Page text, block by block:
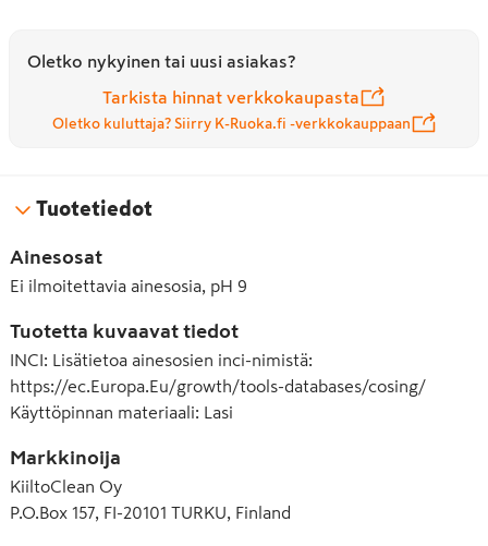
Oletko nykyinen tai uusi asiakas?
Tarkista hinnat verkkokaupasta
Oletko kuluttaja? Siirry K-Ruoka.fi -verkkokauppaan
Tuotetiedot
Ainesosat
Ei ilmoitettavia ainesosia, pH 9
Tuotetta kuvaavat tiedot
INCI: Lisätietoa ainesosien inci-nimistä:
https://ec.Europa.Eu/growth/tools-databases/cosing/
Käyttöpinnan materiaali: Lasi
Markkinoija
KiiltoClean Oy
P.O.Box 157, FI-20101 TURKU, Finland